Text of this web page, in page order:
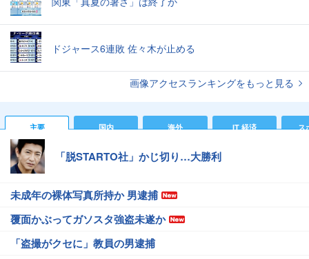
ドジャース6連敗 佐々木が止める
画像アクセスランキングをもっと見る
主要 国内 海外 IT 経済 ス
「脱STARTO社」かじ切り…大勝利
未成年の裸体写真所持か 男逮捕
覆面かぶってガソスタ強盗未遂か
「盗撮がクセに」教員の男逮捕